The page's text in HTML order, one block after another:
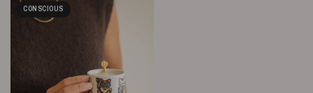
CONSCIOUS